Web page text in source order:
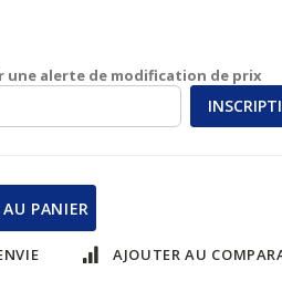
une alerte de modification de prix
PANIER
AJOUTER AU